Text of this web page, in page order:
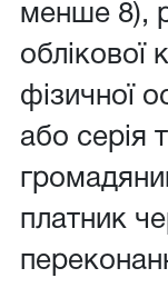
менше 8),
облікової
фізичної
або серія
платник